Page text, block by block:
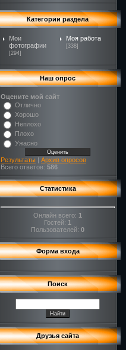
Категории раздела
Мои
фотографии
[294]
Моя работа
[338]
Наш опрос
Оцените мой сайт
Отлично
Хорошо
Неплохо
Плохо
Ужасно
Результаты | Архив опросов
Всего ответов: 586
Статистика
Онлайн всего: 1
Гостей: 1
Пользователей: 0
Форма входа
Поиск
Друзья сайта